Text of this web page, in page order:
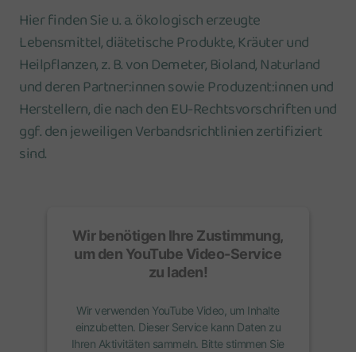
Hier finden Sie u. a. ökologisch erzeugte
Lebensmittel, diätetische Produkte, Kräuter und
Heilpflanzen, z. B. von Demeter, Bioland, Naturland
und deren Partner:innen sowie Produzent:innen und
Herstellern, die nach den EU-Rechtsvorschriften und
ggf. den jeweiligen Verbandsrichtlinien zertifiziert
sind.
Wir benötigen Ihre Zustimmung,
um den YouTube Video-Service
zu laden!
Wir verwenden YouTube Video, um Inhalte
einzubetten. Dieser Service kann Daten zu
Ihren Aktivitäten sammeln. Bitte stimmen Sie